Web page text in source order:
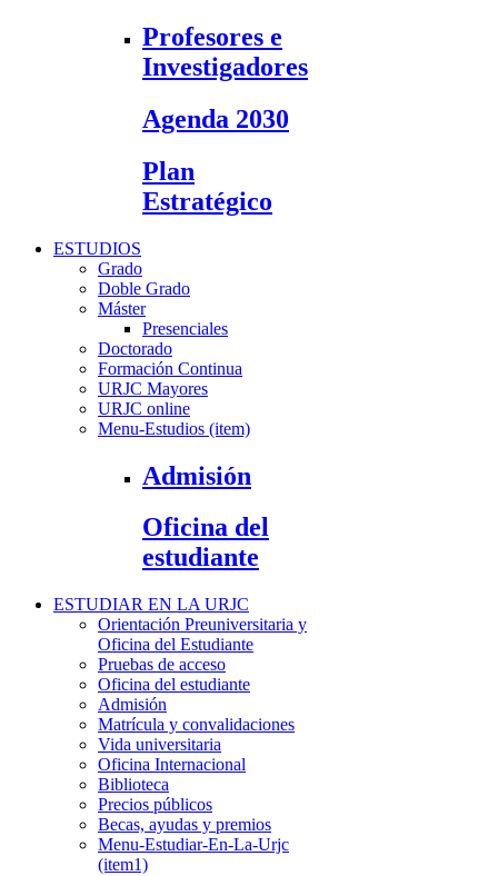
Profesores e
Investigadores
Agenda 2030
Plan
Estratégico
ESTUDIOS
Grado
Doble Grado
Máster
Presenciales
Doctorado
Formación Continua
URJC Mayores
URJC online
Menu-Estudios (item)
Admisión
Oficina del
estudiante
ESTUDIAR EN LA URJC
Orientación Preuniversitaria y
Oficina del Estudiante
Pruebas de acceso
Oficina del estudiante
Admisión
Matrícula y convalidaciones
Vida universitaria
Oficina Internacional
Biblioteca
Precios públicos
Becas, ayudas y premios
Menu-Estudiar-En-La-Urjc
(item1)